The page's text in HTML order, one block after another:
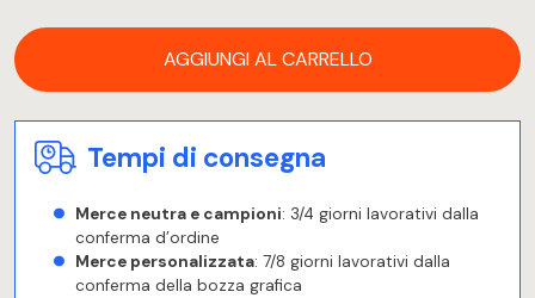
AGGIUNGI AL CARRELLO
Tempi di consegna
Merce neutra e campioni: 3/4 giorni lavorativi dalla
conferma d’ordine
Merce personalizzata: 7/8 giorni lavorativi dalla
conferma della bozza grafica